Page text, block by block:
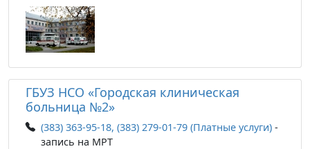
ГБУЗ НСО «Городская клиническая
больница №2»
(383) 363-95-18, (383) 279-01-79 (Платные услуги) -
запись на МРТ